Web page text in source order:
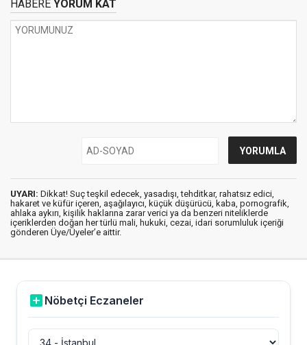
HABERE YORUM KAT
UYARI: Dikkat! Suç teşkil edecek, yasadışı, tehditkar, rahatsız edici,
hakaret ve küfür içeren, aşağılayıcı, küçük düşürücü, kaba, pornografik,
ahlaka aykırı, kişilik haklarına zarar verici ya da benzeri niteliklerde
içeriklerden doğan her türlü mali, hukuki, cezai, idari sorumluluk içeriği
gönderen Üye/Üyeler’e aittir.